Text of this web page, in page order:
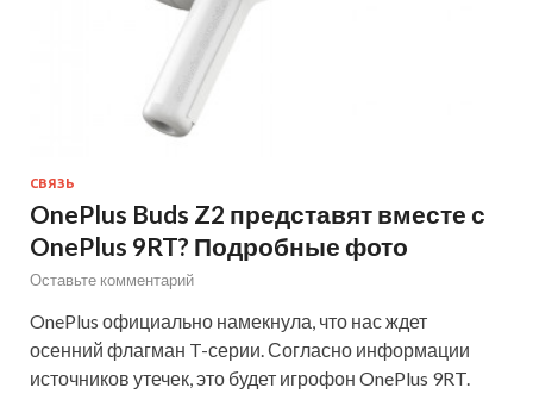
СВЯЗЬ
OnePlus Buds Z2 представят вместе с
OnePlus 9RT? Подробные фото
Оставьте комментарий
OnePlus официально намекнула, что нас ждет
осенний флагман T-серии. Согласно информации
источников утечек, это будет игрофон OnePlus 9RT.